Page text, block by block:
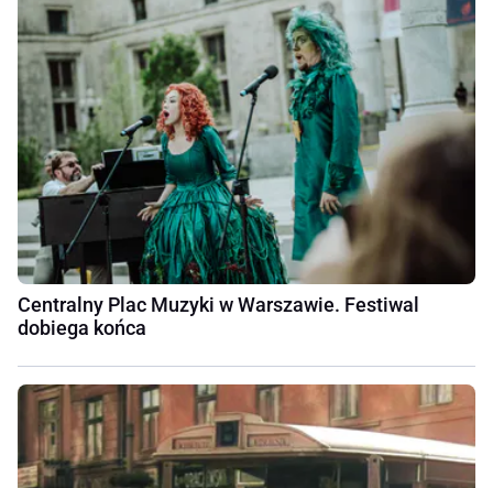
Centralny Plac Muzyki w Warszawie. Festiwal
dobiega końca